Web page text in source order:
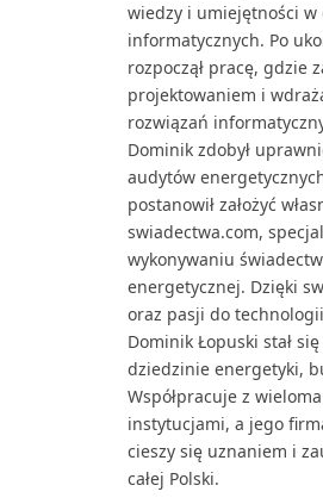
wiedzy i umiejętności
informatycznych. Po
rozpoczął pracę, gdzie
projektowaniem i
rozwiązań
Dominik zdobył
audytów
postanowił założyć
swiadectwa.com,
wykonywaniu
energetycznej. Dzięki
oraz pasji do
Dominik Łopuski stał
dziedzinie energetyki,
Współpracuje z
instytucjami, a jego
cieszy się uznaniem i
całej Polski.